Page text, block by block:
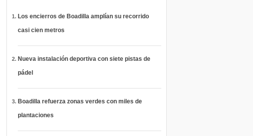
Los encierros de Boadilla amplían su recorrido
casi cien metros
Nueva instalación deportiva con siete pistas de
pádel
Boadilla refuerza zonas verdes con miles de
plantaciones